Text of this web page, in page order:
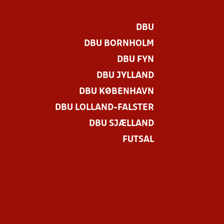
DBU
DBU BORNHOLM
DBU FYN
DBU JYLLAND
DBU KØBENHAVN
DBU LOLLAND-FALSTER
DBU SJÆLLAND
FUTSAL